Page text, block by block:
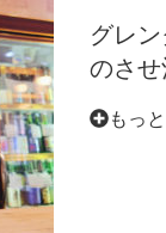
グレ
のさ
もっ